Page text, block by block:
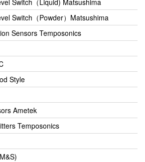
Switch（Powder）Matsushima
Sensors Temposonics
Style
Ametek
Temposonics